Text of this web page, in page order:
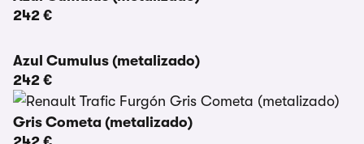
242 €
Azul Cumulus (metalizado)
242 €
Gris Cometa (metalizado)